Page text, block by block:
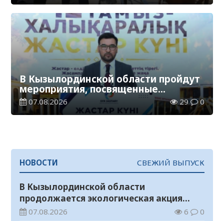
В Кызылординской области пройдут
мероприятия, посвященные
Международному дню молодежи
07.08.2026 29 0
НОВОСТИ СВЕЖИЙ ВЫПУСК
В Кызылординской области
продолжается экологическая акция
«Таза Қазақстан»
07.08.2026 6 0